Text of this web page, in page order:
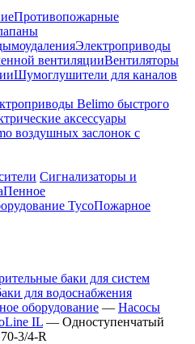
Противопожарные
Электроприводы
вентиляцииВентиляторы
Шумоглушители для каналов
Belimo быстрого
аксессуары
воздушных заслонок c
Сигнализаторы и
Пенное
TycoПожарное
баки для систем
для водоснабжения
оборудование — Насосы
IL — Одноступенчатый
3/4-R